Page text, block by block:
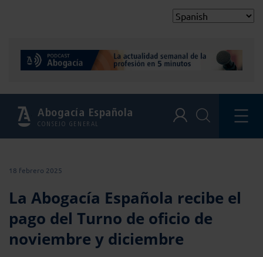
Abogacía Española
CONSEJO GENERAL
18 febrero 2025
La Abogacía Española recibe el
pago del Turno de oficio de
noviembre y diciembre